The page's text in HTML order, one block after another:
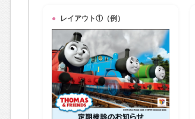
レイアウト①（例）